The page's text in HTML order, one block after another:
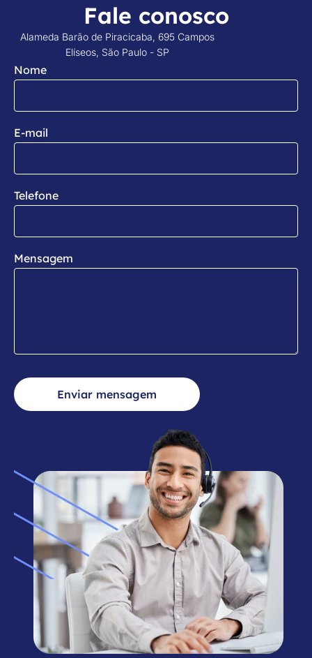
Fale conosco
Alameda Barão de Piracicaba, 695 Campos
Elíseos, São Paulo - SP
Nome
E-mail
Telefone
Mensagem
Enviar mensagem